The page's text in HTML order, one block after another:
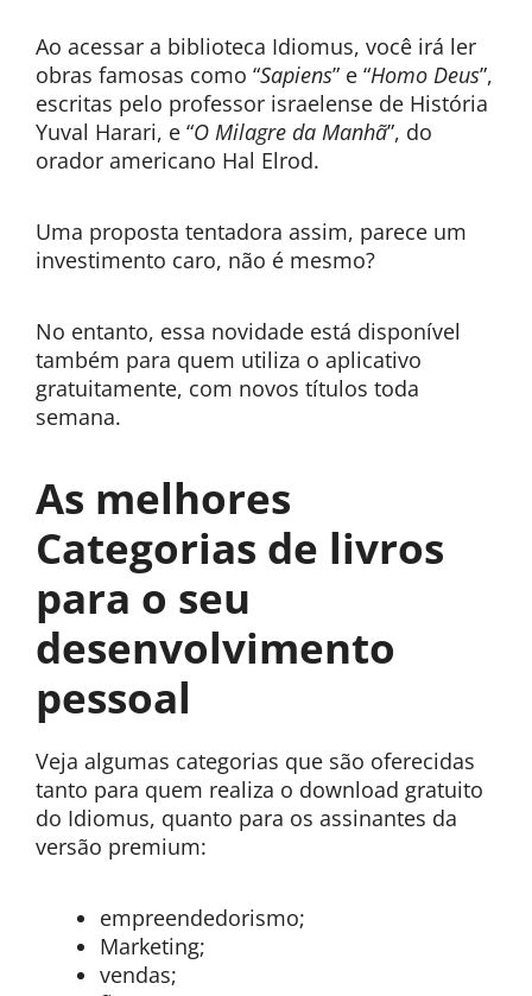
Ao acessar a biblioteca Idiomus, você irá ler
obras famosas como “Sapiens” e “Homo Deus”,
escritas pelo professor israelense de História
Yuval Harari, e “O Milagre da Manhã”, do
orador americano Hal Elrod.
Uma proposta tentadora assim, parece um
investimento caro, não é mesmo?
No entanto, essa novidade está disponível
também para quem utiliza o aplicativo
gratuitamente, com novos títulos toda
semana.
As melhores
Categorias de livros
para o seu
desenvolvimento
pessoal
Veja algumas categorias que são oferecidas
tanto para quem realiza o download gratuito
do Idiomus, quanto para os assinantes da
versão premium:
empreendedorismo;
Marketing;
vendas;